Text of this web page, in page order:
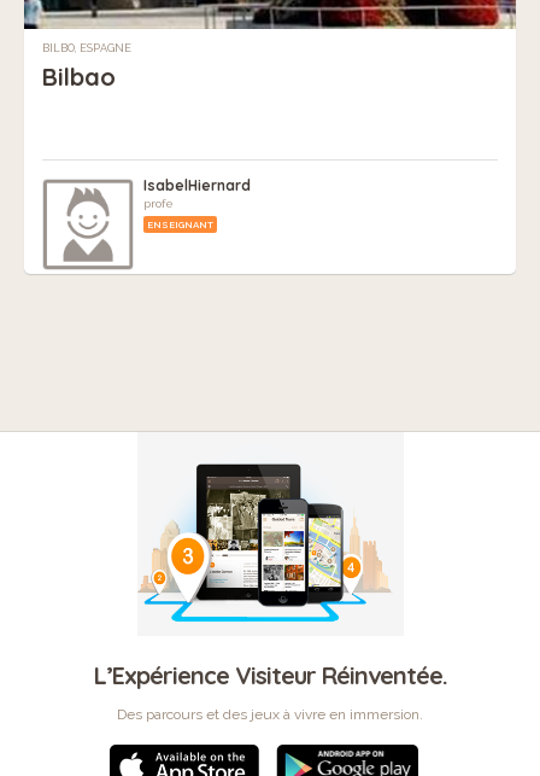
BILBO, ESPAGNE
Bilbao
IsabelHiernard
profe
ENSEIGNANT
L’Expérience Visiteur Réinventée.
Des parcours et des jeux à vivre en immersion.